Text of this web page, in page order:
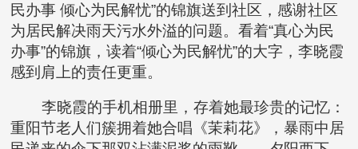
民办事 倾心为民解忧”的锦旗送到社区，感谢社区
为居民解决雨天污水外溢的问题。看着“真心为民
办事”的锦旗，读着“倾心为民解忧”的大字，李晓霞
感到肩上的责任更重。
李晓霞的手机相册里，存着她最珍贵的记忆：
重阳节老人们簇拥着她合唱《茉莉花》，暴雨中居